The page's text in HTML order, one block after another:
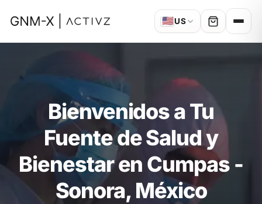
🇺🇸US
Bienvenidos a Tu
Fuente de Salud y
Bienestar en Cumpas -
Sonora, México